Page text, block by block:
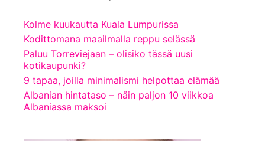
Kolme kuukautta Kuala Lumpurissa
Kodittomana maailmalla reppu selässä
Paluu Torreviejaan – olisiko tässä uusi
kotikaupunki?
9 tapaa, joilla minimalismi helpottaa elämää
Albanian hintataso – näin paljon 10 viikkoa
Albaniassa maksoi